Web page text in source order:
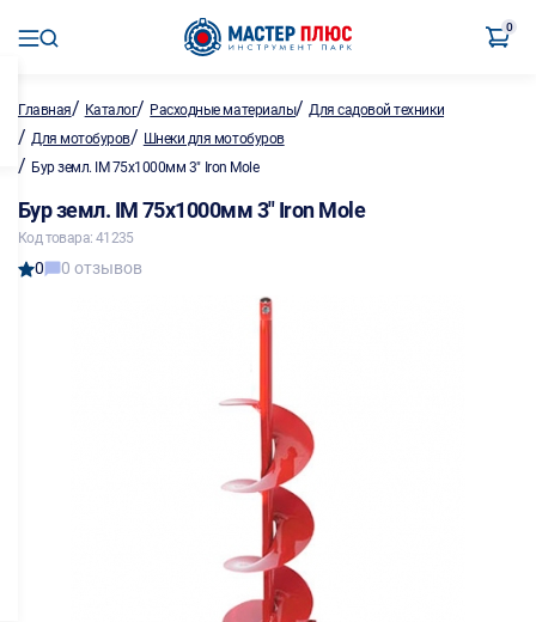
0
Главная/ Каталог/ Расходные материалы/Для садовой техники
/ Для мотобуров/ Шнеки для мотобуров
/ Бур земл. IM 75х1000мм 3" Iron Mole
Бур земл. IM 75х1000мм 3" Iron Mole
Код товара: 41235
0 0 отзывов